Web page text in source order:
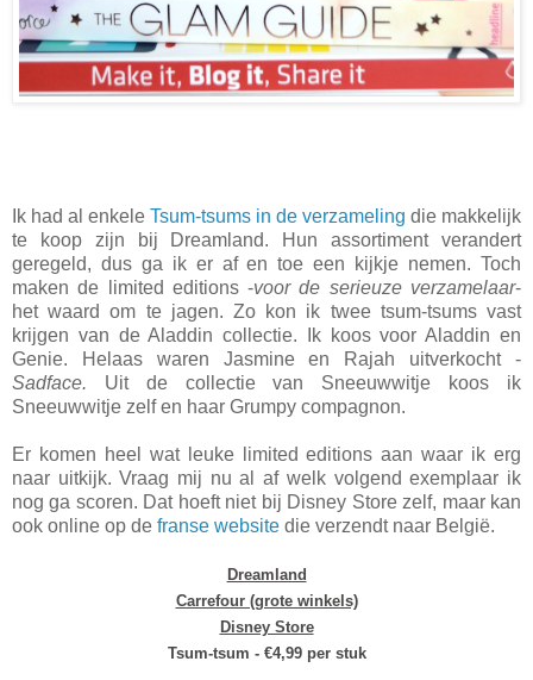
Ik had al enkele Tsum-tsums in de verzameling die makkelijk
te koop zijn bij Dreamland. Hun assortiment verandert
geregeld, dus ga ik er af en toe een kijkje nemen. Toch
maken de limited editions -voor de serieuze verzamelaar-
het waard om te jagen. Zo kon ik twee tsum-tsums vast
krijgen van de Aladdin collectie. Ik koos voor Aladdin en
Genie. Helaas waren Jasmine en Rajah uitverkocht -
Sadface. Uit de collectie van Sneeuwwitje koos ik
Sneeuwwitje zelf en haar Grumpy compagnon.
Er komen heel wat leuke limited editions aan waar ik erg
naar uitkijk. Vraag mij nu al af welk volgend exemplaar ik
nog ga scoren. Dat hoeft niet bij Disney Store zelf, maar kan
ook online op de franse website die verzendt naar België.
Dreamland
Carrefour (grote winkels)
Disney Store
Tsum-tsum - €4,99 per stuk